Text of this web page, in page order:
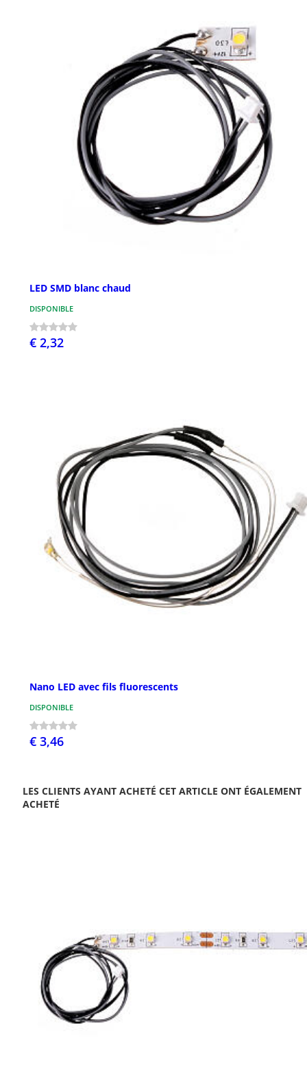
LED SMD blanc chaud
DISPONIBLE
€ 2,32
Nano LED avec fils fluorescents
DISPONIBLE
€ 3,46
LES CLIENTS AYANT ACHETÉ CET ARTICLE ONT ÉGALEMENT
ACHETÉ